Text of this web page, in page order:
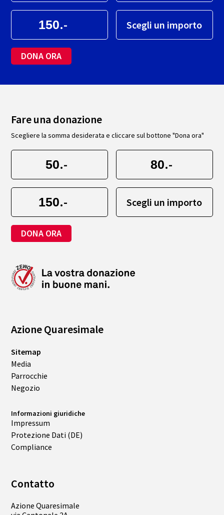
.- Scegli un importo
DONA ORA
Azione Quaresimale
Sitemap
Media
Parrocchie
Negozio
Informazioni giuridiche
Impressum
Protezione Dati (DE)
Compliance
Fare una donazione
Scegliere la somma desiderata e cliccare sul bottone "Dona ora"
.- .-
.- Scegli un importo
DONA ORA
Contatto
Azione Quaresimale